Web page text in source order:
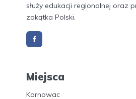
służy edukacji regionalnej oraz
zakątka Polski.
Miejsca
Kornowac